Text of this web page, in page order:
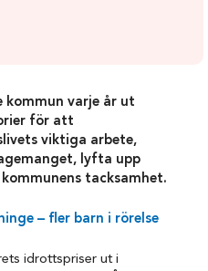
kommun varje år ut
för att
viktiga arbete,
lyfta upp
tacksamhet.
– fler barn i rörelse
idrottspriser ut i